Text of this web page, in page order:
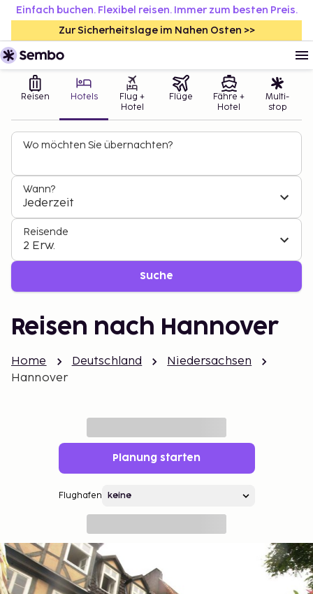
Einfach buchen. Flexibel reisen. Immer zum besten Preis.
Zur Sicherheitslage im Nahen Osten >>
Reisen Hotels
Flug +
Hotel
Flüge
Fähre +
Hotel
Multi-
stop
Wo möchten Sie übernachten?
Wann?
Jederzeit
Reisende
2 Erw.
Suche
Reisen nach Hannover
Home Deutschland
Niedersachsen
Hannover
Planung starten
Flughafen